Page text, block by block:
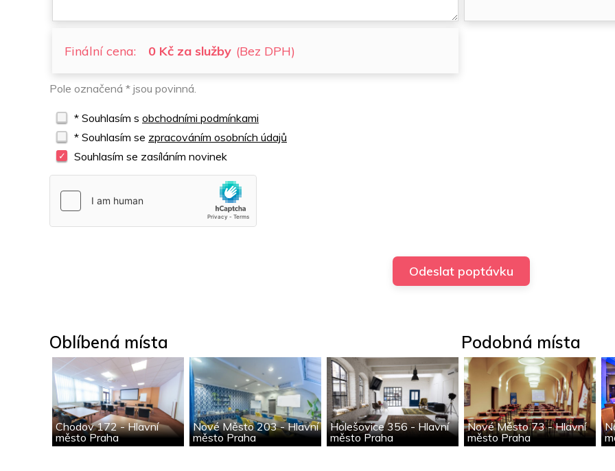
Finální cena: 0 Kč za služby (Bez DPH)
Pole označená * jsou povinná.
* Souhlasím s obchodními podmínkami
* Souhlasím se zpracováním osobních údajů
Souhlasím se zasíláním novinek
Oblíbená místa
Chodov 172 - Hlavní
město Praha
Nové Město 203 - Hlavní
město Praha
Holešovice 356 - Hlavní
město Praha
Podobná místa
Nové Město 73 - Hlavní
město Praha